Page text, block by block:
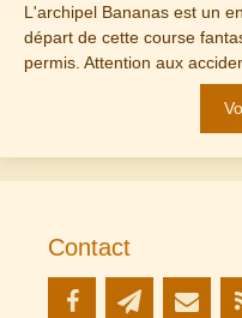
L'archipel Bananas est un
départ de cette course
permis. Attention aux
Contact